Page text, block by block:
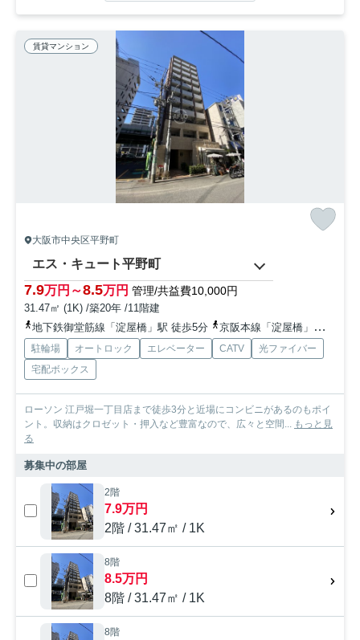
賃貸マンション
大阪市中央区平野町
エス・キュート平野町
7.9万円～8.5万円 管理/共益費10,000円
31.47㎡ (1K) /築20年 /11階建
地下鉄御堂筋線「淀屋橋」駅 徒歩5分
京阪本線「淀屋橋」駅 徒歩5分
駐輪場 オートロック エレベーター CATV
光ファイバー
宅配ボックス
ローソン 江戸堀一丁目店まで徒歩3分と近場にコンビニがあるのもポイ
ント。収納はクロゼット・押入など豊富なので、広々と空間... もっと見
る
募集中の部屋
2階
7.9万円
2階 / 31.47㎡ / 1K
8階
8.5万円
8階 / 31.47㎡ / 1K
8階